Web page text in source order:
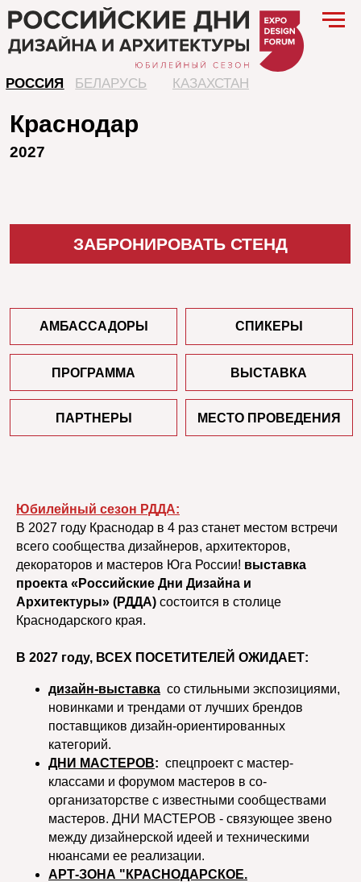
КАЗАХСТАН
2027
АМБАССАДОРЫ СПИКЕРЫ
Юбилейный сезон РДДА:
В 2027 году Краснодар в 4 раз станет местом встречи
всего сообщества дизайнеров, архитекторов,
декораторов и мастеров Юга России! выставка
проекта «Российские Дни Дизайна и
Архитектуры» (РДДА) состоится в столице
Краснодарского края.
В 2027 году, ВСЕХ ПОСЕТИТЕЛЕЙ ОЖИДАЕТ:
дизайн-выставка со стильными экспозициями,
новинками и трендами от лучших брендов
поставщиков дизайн-ориентированных
категорий.
ДНИ МАСТЕРОВ: спецпроект с мастер-
классами и форумом мастеров в со-
организаторстве с известными сообществами
мастеров. ДНИ МАСТЕРОВ - связующее звено
между дизайнерской идеей и техническими
нюансами ее реализации.
АРТ-ЗОНА "КРАСНОДАРСКОЕ.